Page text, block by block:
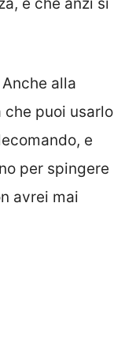
e che anzi si
alla
puoi usarlo
e
per spingere
avrei mai